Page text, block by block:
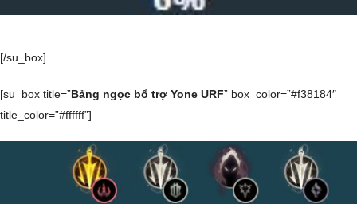
[/su_box]
[su_box title=”Bảng ngọc bổ trợ Yone URF” box_color=”#f38184″
title_color=”#ffffff”]